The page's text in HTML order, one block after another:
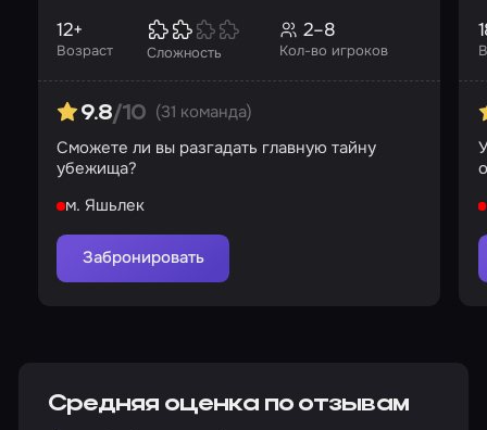
Возраст
12+
Сложность Кол-во игроков
2–8
9.8/10 (31 команда)
Сможете ли вы разгадать главную тайну
убежища?
м. Яшьлек
Забронировать
Средняя оценка по отзывам